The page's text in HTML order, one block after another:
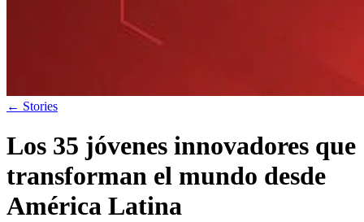
← Stories
Los 35 jóvenes innovadores que
transforman el mundo desde
América Latina